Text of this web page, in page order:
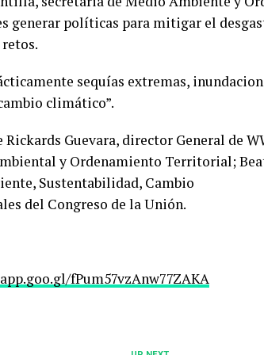
generar políticas para mitigar el
sequías extremas,
climático”.
Guevara, director General de
y Ordenamiento Territorial;
Sustentabilidad, Cambio
del Congreso de la Unión.
fPum57vzAnw77ZAKA